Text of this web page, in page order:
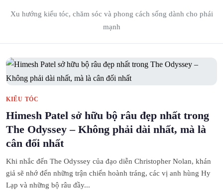
Xu hướng kiểu tóc, chăm sóc và phong cách sống dành cho phái
mạnh
KIỂU TÓC
Himesh Patel sở hữu bộ râu đẹp nhất trong
The Odyssey – Không phải dài nhất, mà là
cân đối nhất
Khi nhắc đến The Odyssey của đạo diễn Christopher Nolan, khán
giả sẽ nhớ đến những trận chiến hoành tráng, các vị anh hùng Hy
Lạp và những bộ râu đầy...